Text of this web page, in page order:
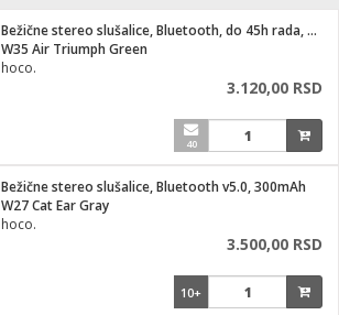
Bežične stereo slušalice, Bluetooth, do 45h rada, mikrofon
W35 Air Triumph Green
hoco.
3.120,00 RSD
40
Bežične stereo slušalice, Bluetooth v5.0, 300mAh
W27 Cat Ear Gray
hoco.
3.500,00 RSD
10+